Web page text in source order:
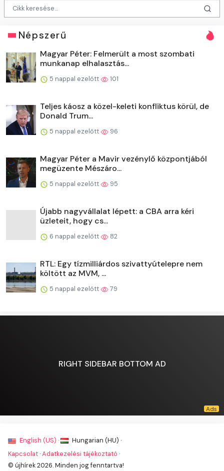
Népszerű
Magyar Péter: Felmerült a most szombati
munkanap elhalasztás...
5 nappal ezelőtt 101
Teljes káosz a közel-keleti konfliktus körül, de
Donald Trum...
5 nappal ezelőtt 96
Magyar Péter a Mavir vezénylő központjából
megüzente Mészáro...
5 nappal ezelőtt 95
Újabb nagyvállalat lépett: a CBA arra kéri
üzleteit, hogy cs...
6 nappal ezelőtt 82
RTL: Egy tízmilliárdos szivattyútelepre nem
költött az MVM, ...
5 nappal ezelőtt 79
RIGHT SIDEBAR BOTTOM AD
English (US) ·
Hungarian (HU) ·
Kapcsolat ·Adatkezelési tájékoztató ·
© újhírek 2026. Minden jog fenntartva!